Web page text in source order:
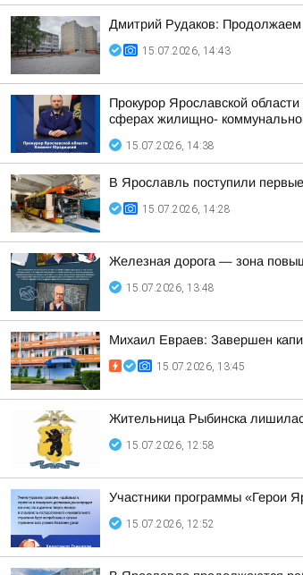
Дмитрий Рудаков:
15.07.2026, 14:43
Прокурор Ярославской
сферах жилищно-
15.07.2026, 14:38
В Ярославль поступили
15.07.2026, 14:28
Железная дорога — зона
15.07.2026, 13:48
Михаил Евраев: Завершен
15.07.2026, 13:45
Жительница Рыбинска
15.07.2026, 12:58
Участники программы «Герои
15.07.2026, 12:52